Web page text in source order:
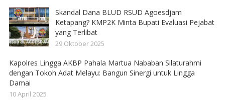
Skandal Dana BLUD RSUD Agoesdjam
Ketapang? KMP2K Minta Bupati Evaluasi Pejabat
yang Terlibat
29 Oktober 2025
Kapolres Lingga AKBP Pahala Martua Nababan Silaturahmi
dengan Tokoh Adat Melayu: Bangun Sinergi untuk Lingga
Damai
10 April 2025